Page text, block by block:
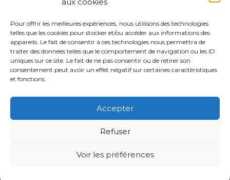
Pour offrir les meilleures expériences, nous utilisons des technologies
telles que les cookies pour stocker et/ou accéder aux informations des
appareils. Le fait de consentir à ces technologies nous permettra de
traiter des données telles que le comportement de navigation ou les ID
uniques sur ce site. Le fait de ne pas consentir ou de retirer son
consentement peut avoir un effet négatif sur certaines caractéristiques
et fonctions.
Accepter
Refuser
Voir les préférences
Mentions légales
Politique de confidentialité du site
Politique de protection des données de la CPTS
ADP 94